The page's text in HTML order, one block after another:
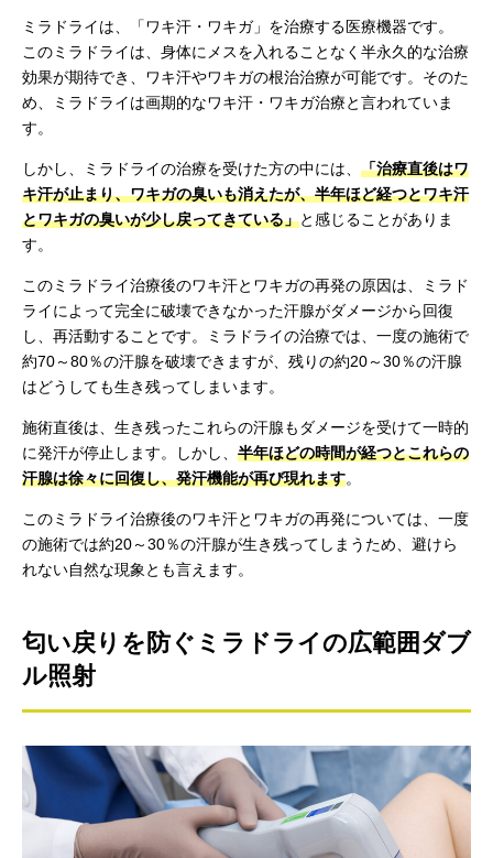
ミラドライは、「ワキ汗・ワキガ」を治療する医療機器です。
このミラドライは、身体にメスを入れることなく半永久的な治療
効果が期待でき、ワキ汗やワキガの根治治療が可能です。そのた
め、ミラドライは画期的なワキ汗・ワキガ治療と言われていま
す。
しかし、ミラドライの治療を受けた方の中には、 「治療直後はワ
キ汗が止まり、ワキガの臭いも消えたが、半年ほど経つとワキ汗
とワキガの臭いが少し戻ってきている」と感じることがありま
す。
このミラドライ治療後のワキ汗とワキガの再発の原因は、ミラド
ライによって完全に破壊できなかった汗腺がダメージから回復
し、再活動することです。ミラドライの治療では、一度の施術で
約70～80％の汗腺を破壊できますが、残りの約20～30％の汗腺
はどうしても生き残ってしまいます。
施術直後は、生き残ったこれらの汗腺もダメージを受けて一時的
に発汗が停止します。しかし、 半年ほどの時間が経つとこれらの
汗腺は徐々に回復し、発汗機能が再び現れます。
このミラドライ治療後のワキ汗とワキガの再発については、一度
の施術では約20～30％の汗腺が生き残ってしまうため、避けら
れない自然な現象とも言えます。
匂い戻りを防ぐミラドライの広範囲ダブ
ル照射